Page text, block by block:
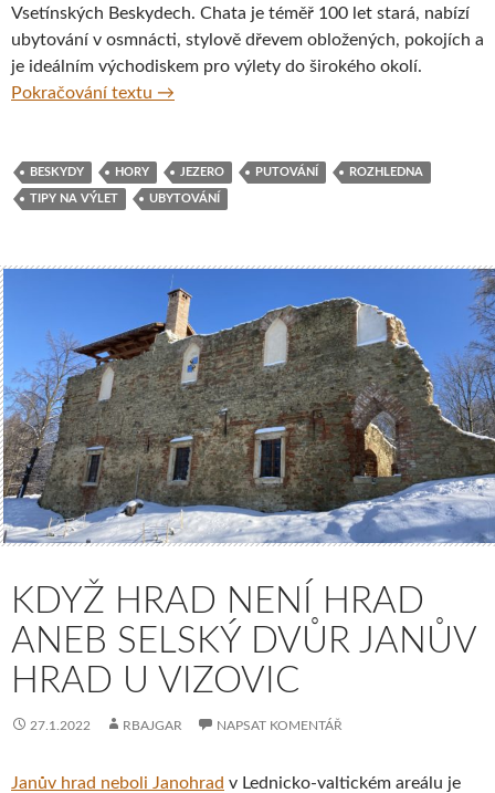
Vsetínských Beskydech. Chata je téměř 100 let stará, nabízí
ubytování v osmnácti, stylově dřevem obložených, pokojích a
je ideálním východiskem pro výlety do širokého okolí.
Pokračování textu Z chaty Vsacký Cáb za rozhlednou,
→
BESKYDY HORY JEZERO PUTOVÁNÍ ROZHLEDNA
TIPY NA VÝLET UBYTOVÁNÍ
KDYŽ HRAD NENÍ HRAD
ANEB SELSKÝ DVŮR JANŮV
HRAD U VIZOVIC
27.1.2022 RBAJGAR NAPSAT KOMENTÁŘ
Janův hrad neboli Janohrad v Lednicko-valtickém areálu je